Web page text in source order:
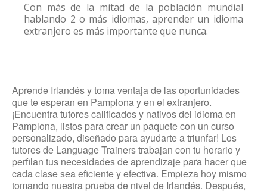
Con más de la mitad de la población mundial
hablando 2 o más idiomas, aprender un idioma
extranjero es más importante que nunca.
Aprende Irlandés y toma ventaja de las oportunidades
que te esperan en Pamplona y en el extranjero.
¡Encuentra tutores calificados y nativos del idioma en
Pamplona, listos para crear un paquete con un curso
personalizado, diseñado para ayudarte a triunfar! Los
tutores de Language Trainers trabajan con tu horario y
perfilan tus necesidades de aprendizaje para hacer que
cada clase sea eficiente y efectiva. Empieza hoy mismo
tomando nuestra prueba de nivel de Irlandés. Después,